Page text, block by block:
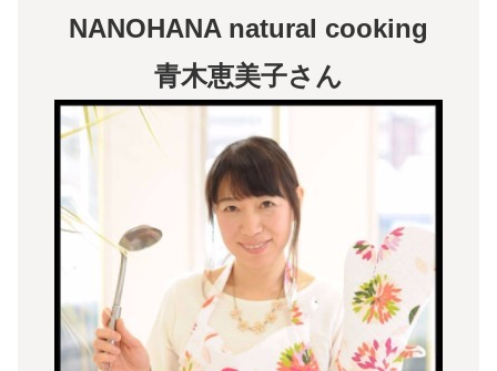
NANOHANA natural cooking
青木恵美子さん